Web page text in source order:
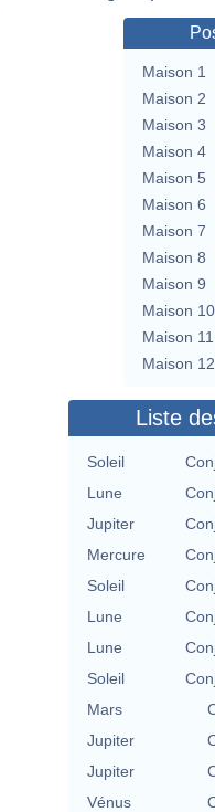
Maison 1
Maison 2
Maison 3
Maison 4
Maison 5
Maison 6
Maison 7
Maison 8
Maison 9
Maison 10
Maison 11
Maison 12
Liste
Soleil
Lune
Jupiter
Mercure
Soleil
Lune
Lune
Soleil
Mars
Jupiter
Jupiter
Vénus